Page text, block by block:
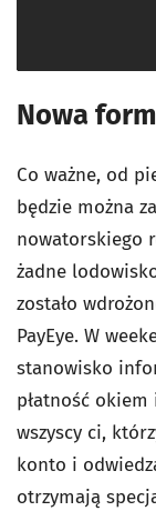
Nowa
Co ważne, od
będzie można
nowatorskiego
żadne
zostało
PayEye. W
stanowisko
płatność okiem
wszyscy ci,
konto i
otrzymają